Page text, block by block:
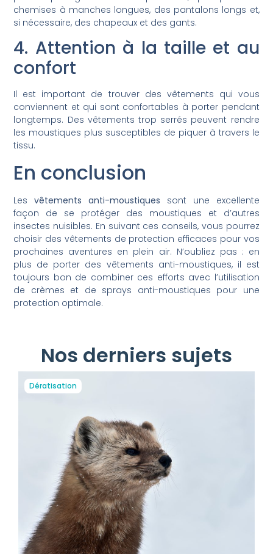
chemises à manches longues, des pantalons longs et,
si nécessaire, des chapeaux et des gants.
4. Attention à la taille et au
confort
Il est important de trouver des vêtements qui vous
conviennent et qui sont confortables à porter pendant
longtemps. Des vêtements trop serrés peuvent rendre
les moustiques plus susceptibles de piquer à travers le
tissu.
En conclusion
Lesvêtements anti-moustiques sont une excellente
façon de se protéger des moustiques et d’autres
insectes nuisibles. En suivant ces conseils, vous pourrez
choisir des vêtements de protection efficaces pour vos
prochaines aventures en plein air. N’oubliez pas : en
plus de porter des vêtements anti-moustiques, il est
toujours bon de combiner ces efforts avec l’utilisation
de crèmes et de sprays anti-moustiques pour une
protection optimale.
Nos derniers sujets
Dératisation